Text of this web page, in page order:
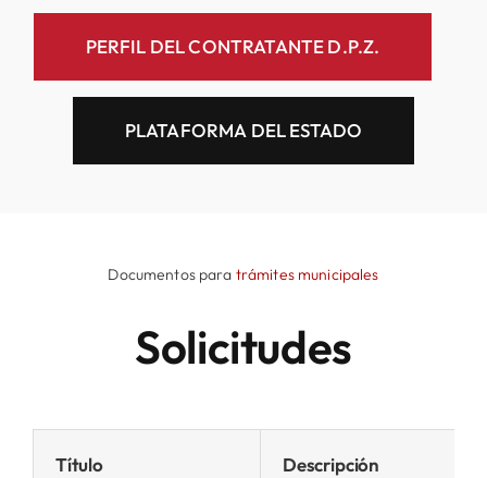
PERFIL DEL CONTRATANTE D.P.Z.
PLATAFORMA DEL ESTADO
Documentos para trámites municipales
Solicitudes
Título Descripción